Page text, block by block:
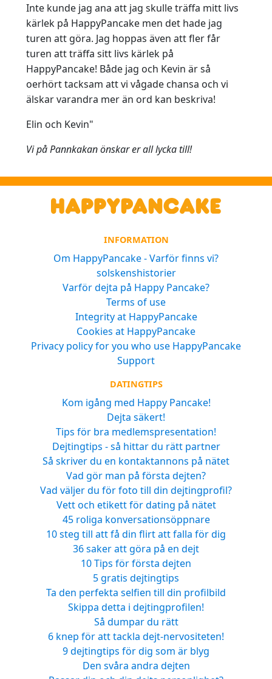
Inte kunde jag ana att jag skulle träffa mitt livs
kärlek på HappyPancake men det hade jag
turen att göra. Jag hoppas även att fler får
turen att träffa sitt livs kärlek på
HappyPancake! Både jag och Kevin är så
oerhört tacksam att vi vågade chansa och vi
älskar varandra mer än ord kan beskriva!
Elin och Kevin"
Vi på Pannkakan önskar er all lycka till!
INFORMATION
Om HappyPancake - Varför finns vi?
solskenshistorier
Varför dejta på Happy Pancake?
Terms of use
Integrity at HappyPancake
Cookies at HappyPancake
Privacy policy for you who use HappyPancake
Support
DATINGTIPS
Kom igång med Happy Pancake!
Dejta säkert!
Tips för bra medlemspresentation!
Dejtingtips - så hittar du rätt partner
Så skriver du en kontaktannons på nätet
Vad gör man på första dejten?
Vad väljer du för foto till din dejtingprofil?
Vett och etikett för dating på nätet
45 roliga konversationsöppnare
10 steg till att få din flirt att falla för dig
36 saker att göra på en dejt
10 Tips för första dejten
5 gratis dejtingtips
Ta den perfekta selfien till din profilbild
Skippa detta i dejtingprofilen!
Så dumpar du rätt
6 knep för att tackla dejt-nervositeten!
9 dejtingtips för dig som är blyg
Den svåra andra dejten